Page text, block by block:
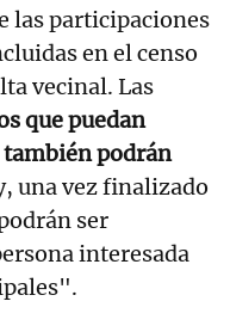
las participaciones
en el censo
vecinal. Las
que puedan
podrán
una vez finalizado
ser
interesada